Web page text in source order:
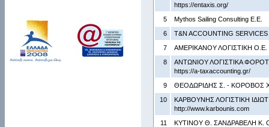
https://entaxis.org/
5
Mythos Sailing Consulting Ε.Ε.
6
T&N ACCOUNTING
7
ΑΜΕΡΙΚΑΝΟΥ ΛΟΓΙΣΤΙΚΗ Ο.Ε.
8
ΑΝΤΩΝΙΟΥ ΛΟΓΙΣΤΙΚΑ
https://a-taxaccounting.gr/
9
ΘΕΟΔΩΡΙΔΗΣ Σ. - ΚΟΡΟΒΟΣ
10
ΚΑΡΒΟΥΝΗΣ ΛΟΓΙΣΤΙΚΗ
http://www.karbounis.com
11
ΚΥΤΙΝΟΥ Θ. ΣΑΝΔΡΑΒΕΛΗ Κ.